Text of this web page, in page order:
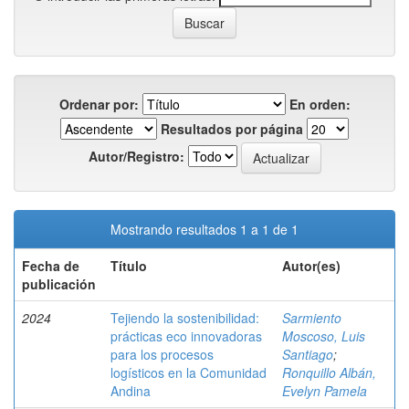
Ordenar por:
En orden:
Resultados por página
Autor/Registro:
Mostrando resultados 1 a 1 de 1
Fecha de
publicación
Título Autor(es)
2024
Tejiendo la sostenibilidad:
prácticas eco innovadoras
para los procesos
logísticos en la Comunidad
Andina
Sarmiento
Moscoso, Luis
Santiago;
Ronquillo Albán,
Evelyn Pamela